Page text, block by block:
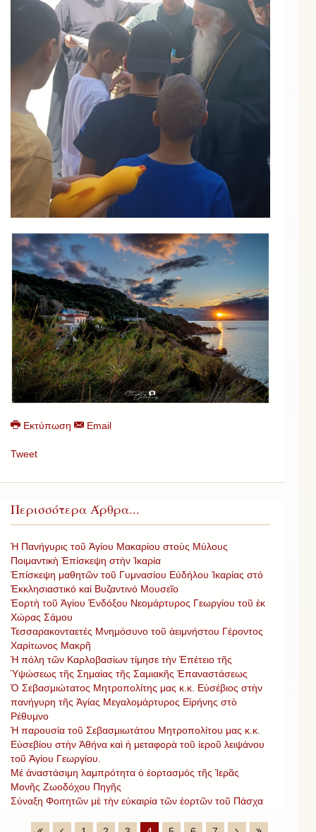
Εκτύπωση Email
Tweet
Περισσότερα Άρθρα...
Ἡ Πανήγυρις τοῦ Ἁγίου Μακαρίου στοὺς Μύλους
Ποιμαντικὴ Ἐπίσκεψη στὴν Ἰκαρία
Ἐπίσκεψη μαθητῶν τοῦ Γυμνασίου Εὐδήλου Ἰκαρίας στό
Ἐκκλησιαστικό καί Βυζαντινό Μουσεῖο
Ἑορτὴ τοῦ Ἁγίου Ἐνδόξου Νεομάρτυρος Γεωργίου τοῦ ἐκ
Χώρας Σάμου
Τεσσαρακονταετές Μνημόσυνο τοῦ ἀειμνήστου Γέροντος
Χαρίτωνος Μακρῆ
Ἡ πόλη τῶν Καρλοβασίων τίμησε τὴν Ἐπέτειο τῆς
Ὑψώσεως τῆς Σημαίας τῆς Σαμιακῆς Ἐπαναστάσεως
Ὁ Σεβασμιώτατος Μητροπολίτης μας κ.κ. Εὐσέβιος στὴν
πανήγυρη τῆς Ἁγίας Μεγαλομάρτυρος Εἰρήνης στὸ
Ρέθυμνο
Ἡ παρουσία τοῦ Σεβασμιωτάτου Μητροπολίτου μας κ.κ.
Εὐσεβίου στὴν Ἀθήνα καὶ ἡ μεταφορὰ τοῦ ἱεροῦ λειψάνου
τοῦ Ἁγίου Γεωργίου.
Μέ ἀναστάσιμη λαμπρότητα ὁ ἑορτασμός τῆς Ἱερᾶς
Μονῆς Ζωοδόχου Πηγῆς
Σύναξη Φοιτητῶν μὲ τὴν εὐκαιρία τῶν ἑορτῶν τοῦ Πάσχα